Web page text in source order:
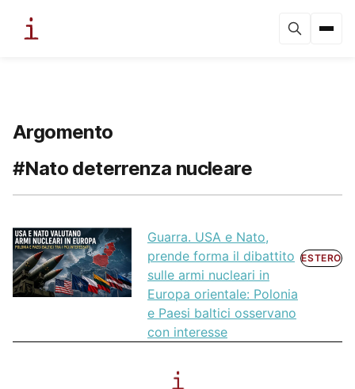
Argomento
#Nato deterrenza nucleare
Guarra. USA e Nato,
prende forma il dibattito
sulle armi nucleari in
Europa orientale: Polonia
e Paesi baltici osservano
con interesse
ESTERO